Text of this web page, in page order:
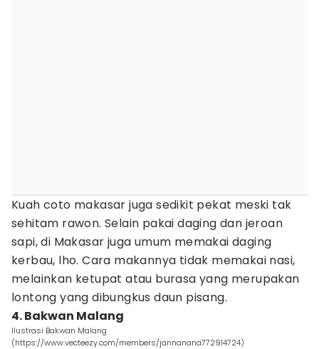
Kuah coto makasar juga sedikit pekat meski tak
sehitam rawon. Selain pakai daging dan jeroan
sapi, di Makasar juga umum memakai daging
kerbau, lho. Cara makannya tidak memakai nasi,
melainkan ketupat atau burasa yang merupakan
lontong yang dibungkus daun pisang.
4. Bakwan Malang
Ilustrasi Bakwan Malang
(https://www.vecteezy.com/members/jannanana772914724)